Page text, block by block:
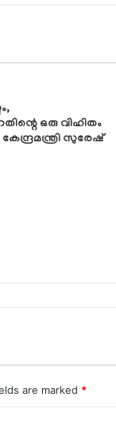
ഒരു വിഹിതം
സുരേഷ്
are marked *